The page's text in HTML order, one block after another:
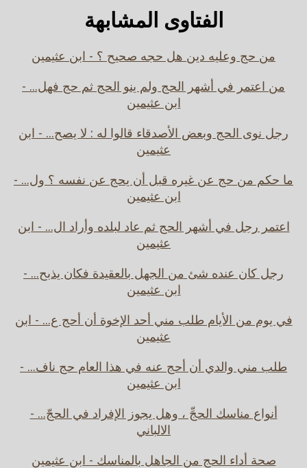
الفتاوى المشابهة
من حج وعليه دين هل حجه صحيح ؟ - ابن عثيمين
من اعتمر في أشهر الحج ولم ينو الحج ثم حج فهل... -
ابن عثيمين
رجل نوى الحج وبعض الأصدقاء قالوا له : لا يصح... - ابن
عثيمين
ما حكم من حج عن غيره قبل أن يحج عن نفسه ؟ ول... -
ابن عثيمين
اعتمر رجل في أشهر الحج ثم عاد لبلده وأراد ال... - ابن
عثيمين
رجل كان عنده شئ من الجهل بالعقيدة فكان يذبح... -
ابن عثيمين
في يوم من الأيام طلب مني أحد الإخوة أن أحج ع... - ابن
عثيمين
طلب مني والدي أن أحج عنه في هذا العام حج ناف... -
ابن عثيمين
أنواع مناسك الحجِّ ، وهل يجوز الإفراد في الحجّ... -
الالباني
صحة أداء الحج من الجاهل بالمناسك - ابن عثيمين